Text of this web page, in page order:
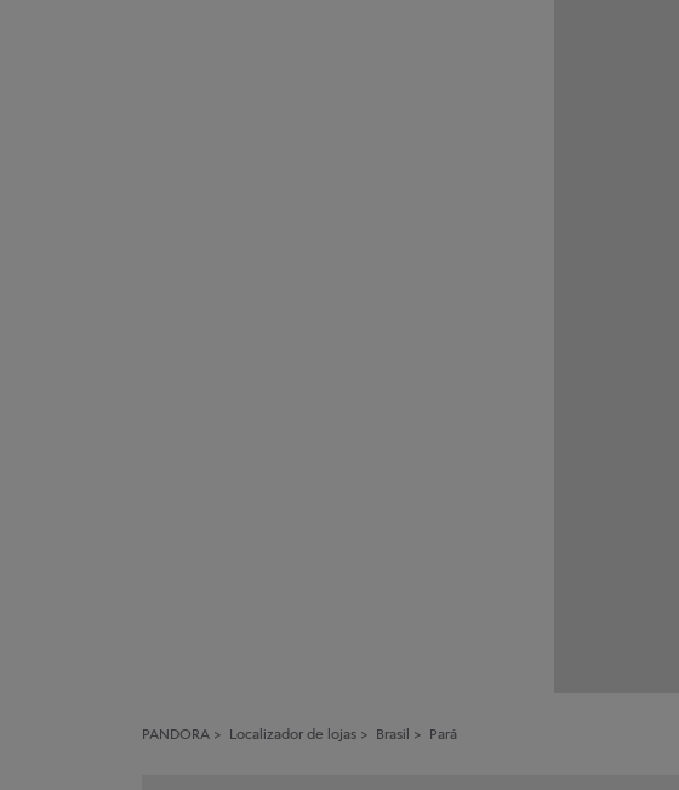
PANDORA > Localizador de lojas > Brasil > Pará